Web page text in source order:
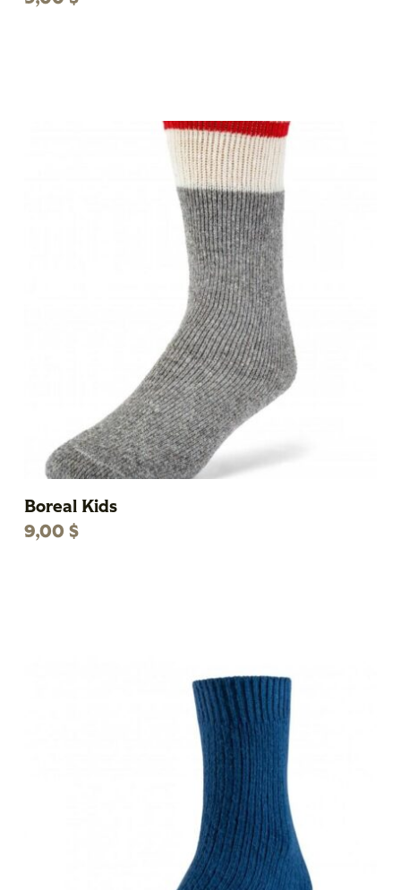
Boreal Kids
9,00 $